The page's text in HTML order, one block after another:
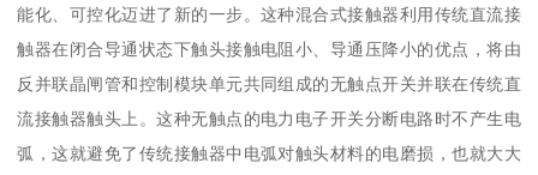
能化、可控化迈进了新的一步。这种混合式接触器利用传统直流接
触器在闭合导通状态下触头接触电阻小、导通压降小的优点，将由
反并联晶闸管和控制模块单元共同组成的无触点开关并联在传统直
流接触器触头上。这种无触点的电力电子开关分断电路时不产生电
弧，这就避免了传统接触器中电弧对触头材料的电磨损，也就大大